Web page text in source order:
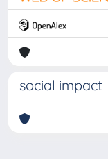
social impact